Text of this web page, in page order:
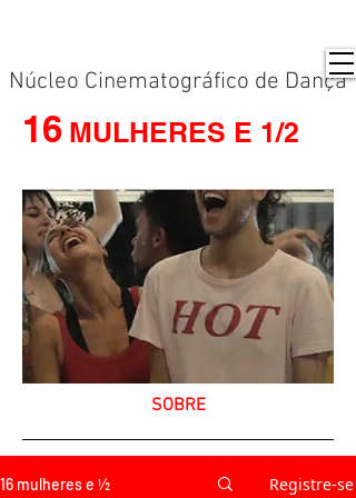
Núcleo Cinematográfico de Dança
16 MULHERES E 1/2
SOBRE
16 mulheres e ½ Registre-se